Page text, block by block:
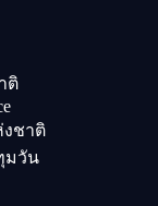
ติ
งชาติ
มวัน